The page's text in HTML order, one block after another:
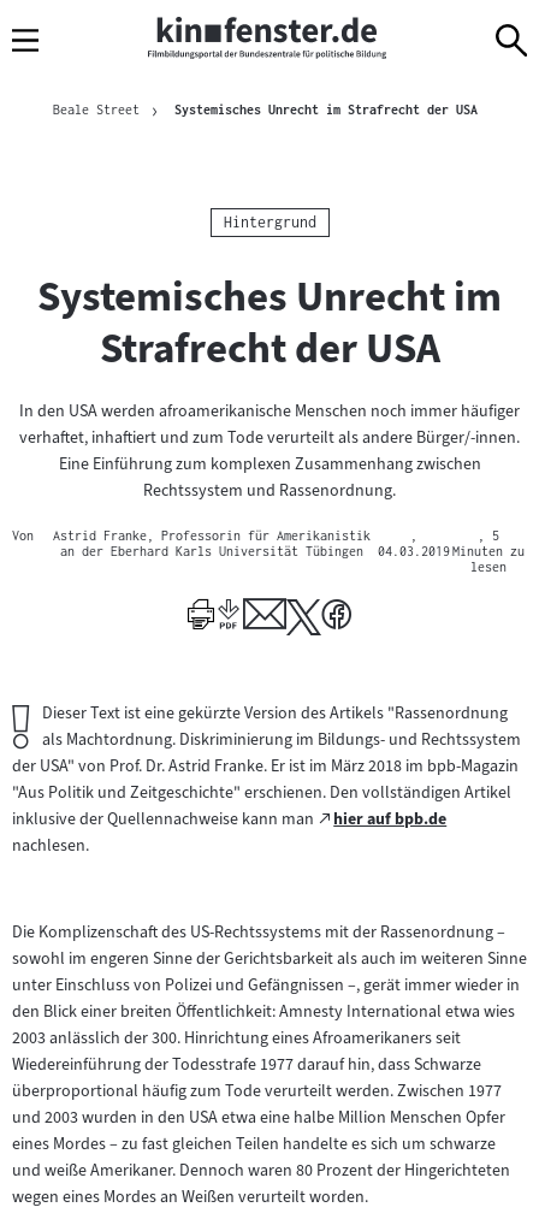
Navigation
zum
zur
Brotkrümelnavigation
Beale Street Systemisches Unrecht im Strafrecht der USAAktuelle
Kategorie:
Hintergrund
Systemisches Unrecht im
Strafrecht der USA
In den USA werden afroamerikanische Menschen noch immer häufiger
verhaftet, inhaftiert und zum Tode verurteilt als andere Bürger/-innen.
Eine Einführung zum komplexen Zusammenhang zwischen
Rechtssystem und Rassenordnung.
Von
Astrid Franke, Professorin für Amerikanistik
an der Eberhard Karls Universität Tübingen
04.03.2019
, 5
Minuten zu
lesen
Wichtiger
Hinweis:
Dieser Text ist eine gekürzte Version des Artikels "Rassenordnung
als Machtordnung. Diskriminierung im Bildungs- und Rechtssystem
der USA" von Prof. Dr. Astrid Franke. Er ist im März 2018 im bpb-Magazin
"Aus Politik und Zeitgeschichte" erschienen. Den vollständigen Artikel
inklusive der Quellennachweise kann man
Zum
hier auf bpb.de
(öffnet
nachlesen.
Die Komplizenschaft des US-Rechtssystems mit der Rassenordnung –
sowohl im engeren Sinne der Gerichtsbarkeit als auch im weiteren Sinne
unter Einschluss von Polizei und Gefängnissen –, gerät immer wieder in
den Blick einer breiten Öffentlichkeit: Amnesty International etwa wies
2003 anlässlich der 300. Hinrichtung eines Afroamerikaners seit
Wiedereinführung der Todesstrafe 1977 darauf hin, dass Schwarze
überproportional häufig zum Tode verurteilt werden. Zwischen 1977
und 2003 wurden in den USA etwa eine halbe Million Menschen Opfer
eines Mordes – zu fast gleichen Teilen handelte es sich um schwarze
und weiße Amerikaner. Dennoch waren 80 Prozent der Hingerichteten
wegen eines Mordes an Weißen verurteilt worden.